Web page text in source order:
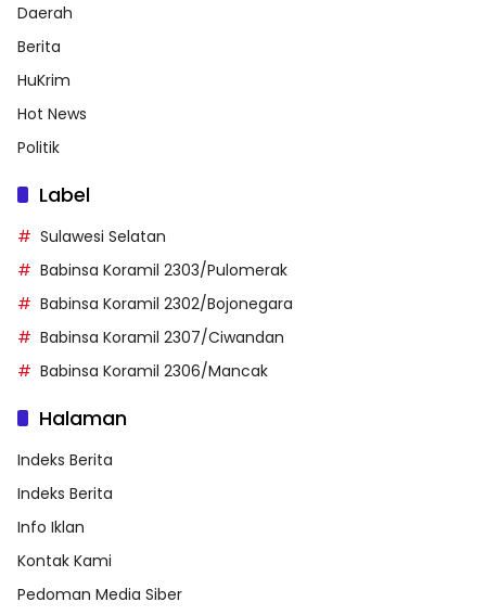
Daerah
Berita
HuKrim
Hot News
Politik
Label
Sulawesi Selatan
Babinsa Koramil 2303/Pulomerak
Babinsa Koramil 2302/Bojonegara
Babinsa Koramil 2307/Ciwandan
Babinsa Koramil 2306/Mancak
Halaman
Indeks Berita
Indeks Berita
Info Iklan
Kontak Kami
Pedoman Media Siber